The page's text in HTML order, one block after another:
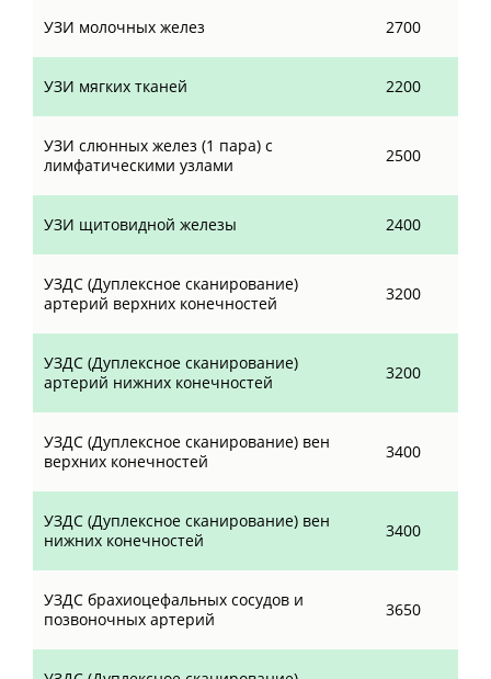
УЗИ молочных желез 2700
УЗИ мягких тканей 2200
УЗИ слюнных желез (1 пара) с
лимфатическими узлами
2500
УЗИ щитовидной железы 2400
УЗДС (Дуплексное сканирование)
артерий верхних конечностей
3200
УЗДС (Дуплексное сканирование)
артерий нижних конечностей
3200
УЗДС (Дуплексное сканирование) вен
верхних конечностей
3400
УЗДС (Дуплексное сканирование) вен
нижних конечностей
3400
УЗДС брахиоцефальных сосудов и
позвоночных артерий
3650